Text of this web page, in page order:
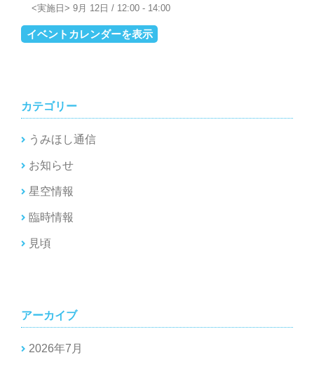
9月 12日 / 12:00 - 14:00
イベントカレンダーを表示
カテゴリー
うみほし通信
お知らせ
星空情報
臨時情報
見頃
アーカイブ
2026年7月